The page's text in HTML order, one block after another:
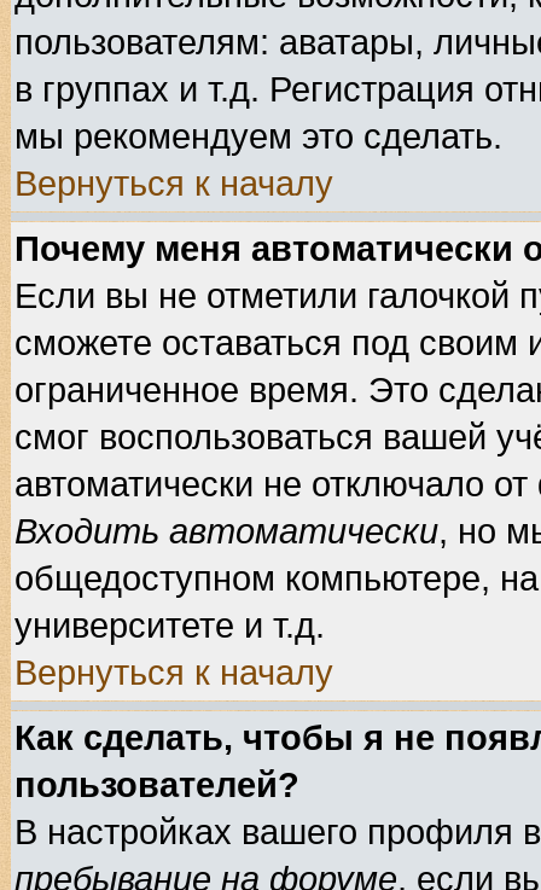
пользователям: аватары,
в группах и т.д. Регистрация
мы рекомендуем это сделать.
Вернуться к началу
Почему меня автоматически
Если вы не отметили галочкой
сможете оставаться под
ограниченное время. Это
смог воспользоваться вашей
автоматически не отключало
Входить автоматически, но
общедоступном компьютере,
университете и т.д.
Вернуться к началу
Как сделать, чтобы я не
пользователей?
В настройках вашего профиля
пребывание на форуме, если